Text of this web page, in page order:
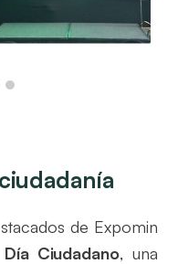
de Expomin
Día Ciudadano, una